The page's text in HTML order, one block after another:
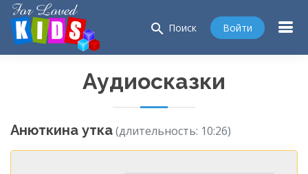
search Поиск Войти
Аудиосказки
Анюткина утка(длительность: 10:26)